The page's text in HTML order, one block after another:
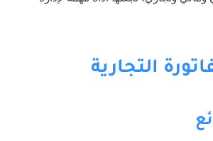
التجارية